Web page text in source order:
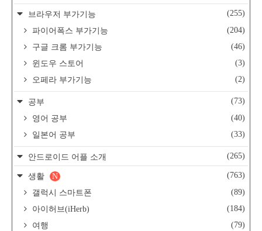
브라우저 부가기능
(255)
파이어폭스 부가기능
(204)
구글 크롬 부가기능
(46)
윈도우 스토어
(3)
오페라 부가기능
(2)
공부
(73)
영어 공부
(40)
일본어 공부
(33)
안드로이드 어플 소개 (265)
생활 (763)
N
갤럭시 스마트폰
(89)
아이허브(iHerb)
(184)
여행
(79)